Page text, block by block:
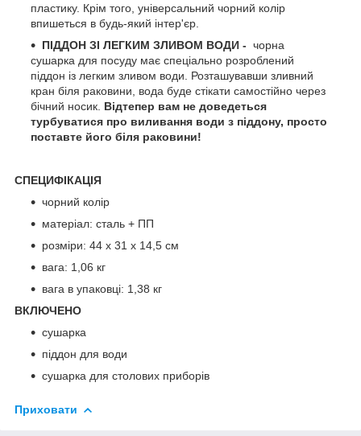
пластику. Крім того, універсальний чорний колір
впишеться в будь-який інтер'єр.
ПІДДОН ЗІ ЛЕГКИМ ЗЛИВОМ ВОДИ - чорна
сушарка для посуду має спеціально розроблений
піддон із легким зливом води. Розташувавши зливний
кран біля раковини, вода буде стікати самостійно через
бічний носик. Відтепер вам не доведеться
турбуватися про виливання води з піддону, просто
поставте його біля раковини!
СПЕЦИФІКАЦІЯ
чорний колір
матеріал: сталь + ПП
розміри: 44 х 31 х 14,5 см
вага: 1,06 кг
вага в упаковці: 1,38 кг
ВКЛЮЧЕНО
сушарка
піддон для води
сушарка для столових приборів
Приховати